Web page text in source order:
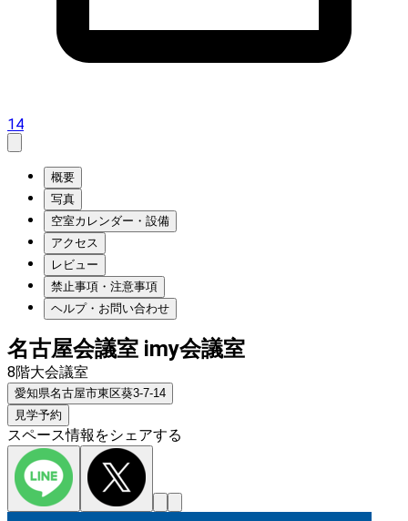
14
概要
写真
空室カレンダー・設備
アクセス
レビュー
禁止事項・注意事項
ヘルプ・お問い合わせ
名古屋会議室 imy会議室
8階大会議室
愛知県名古屋市東区葵3-7-14
見学予約
スペース情報をシェアする